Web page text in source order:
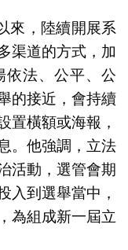
來，陸續開展系
渠道的方式，加
依法、公平、公
的接近，會持續
置橫額或海報，
。他強調，立法
活動，選管會期
入到選舉當中，
為組成新一屆立